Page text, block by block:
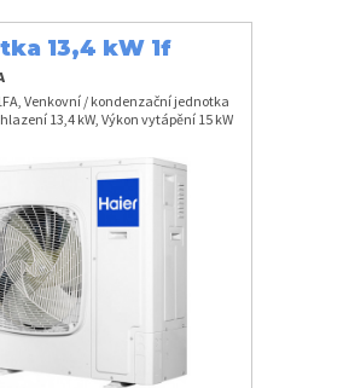
13,4 kW 1f
Venkovní / kondenzační jednotka
13,4 kW, Výkon vytápění 15 kW